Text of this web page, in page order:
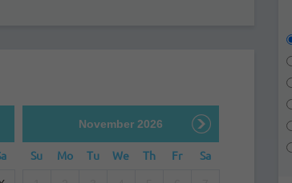
November 2026
Su Mo Tu We Th Fr Sa